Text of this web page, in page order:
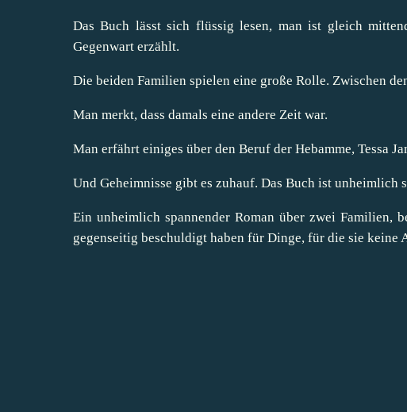
Das Buch lässt sich flüssig lesen, man ist gleich
Gegenwart erzählt.
Die beiden Familien spielen eine große Rolle. Zwischen
Man merkt, dass damals eine andere Zeit war.
Man erfährt einiges über den Beruf der Hebamme, Tessa
Und Geheimnisse gibt es zuhauf. Das Buch ist unheimlich
Ein unheimlich spannender Roman über zwei
gegenseitig beschuldigt haben für Dinge, für die sie keine